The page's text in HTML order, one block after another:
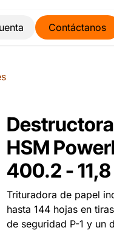
Contáctanos
HSM
400.2 -
Trituradora de papel
hasta 144 hojas en
de seguridad P-1 y un